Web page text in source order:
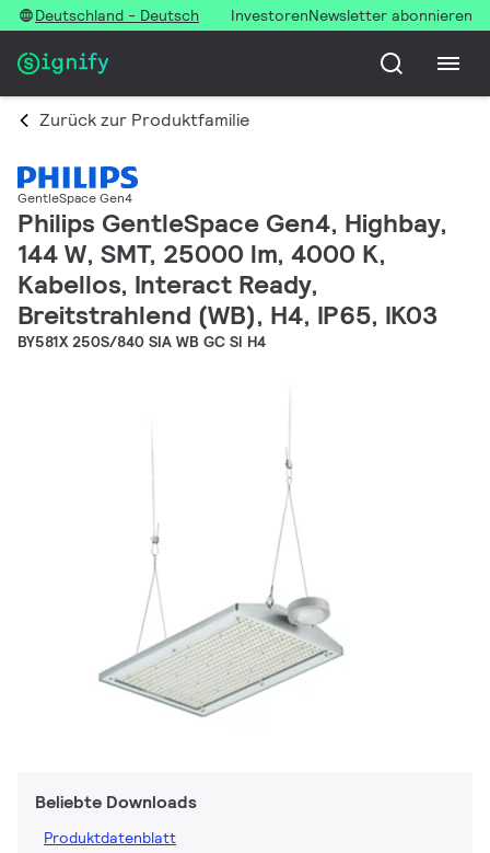
Deutschland - Deutsch InvestorenNewsletter abonnieren
Zurück zur Produktfamilie
GentleSpace Gen4
Philips GentleSpace Gen4, Highbay,
144 W, SMT, 25000 lm, 4000 K,
Kabellos, Interact Ready,
Breitstrahlend (WB), H4, IP65, IK03
BY581X 250S/840 SIA WB GC SI H4
Beliebte Downloads
Produktdatenblatt